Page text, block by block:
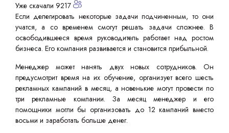
Уже скачали 9217
Если делегировать некоторые задачи подчиненным, то они
учатся, а со временем смогут решать задачи сложнее. В
освободившееся время руководитель работает над ростом
бизнеса. Его компания развивается и становится прибыльной.
Менеджер может нанять двух новых сотрудников. Он
предусмотрит время на их обучение, организует всего шесть
рекламных кампаний в месяц, а новенькие могут провести по
три рекламные компании. За месяц менеджер и его
помощники могли бы организовать до 12 кампаний вместо
восьми и заработать больше денег.